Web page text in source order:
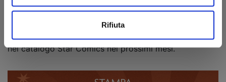
Rifiuta
07/07/2026
Sullo sfondo di una delle notti più suggestive della
tradizione giapponese, ecco le novità che brilleranno
nel catalogo Star Comics nei prossimi mesi.